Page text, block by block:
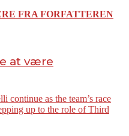
FRA FORFATTEREN
at være